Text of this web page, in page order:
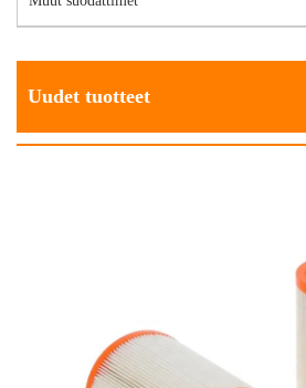
Uudet tuotteet